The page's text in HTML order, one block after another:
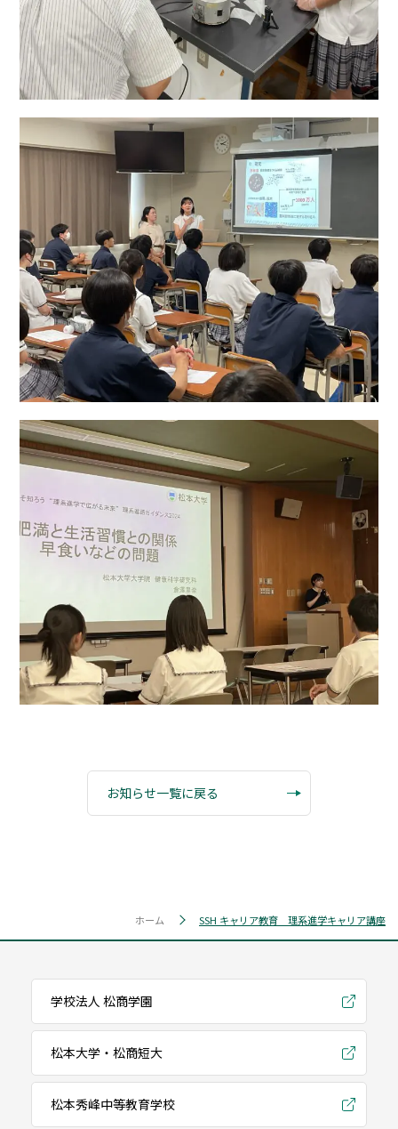
お知らせ一覧に戻る
ホーム SSH キャリア教育 理系進学キャリア講座
学校法人 松商学園
松本大学・松商短大
松本秀峰中等教育学校